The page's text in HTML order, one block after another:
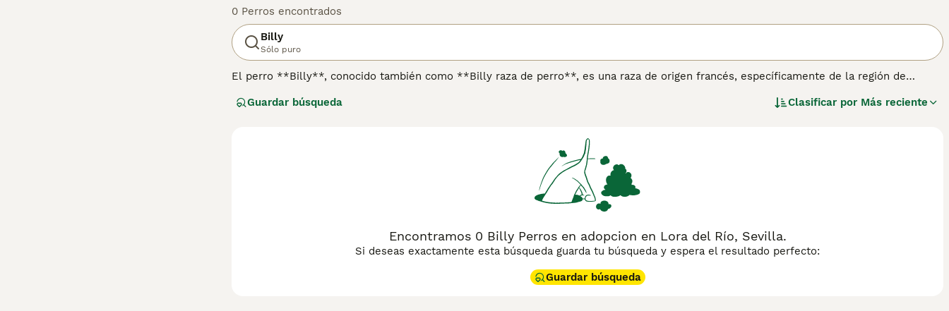
0 Perros encontrados
Billy
Sólo puro
El perro **Billy**, conocido también como **Billy raza de perro**, es una raza de origen francés, específicamente de la región de
una altura de entre 58 y 69 cm y un peso que varía entre 25 y 32 kg. Su pelaje es corto, áspero y brillante, predominando el color blanco
Es un perro afectuoso y leal con la familia, pero debido a su alta energía y necesidad de ejercicio, no es adecuado para personas
primerizas ni para espacios pequeños como apartamentos. Esta raza es muy rara, con menos de 200 ejemplares en todo el mundo, por lo
que encontrar un cachorro o perro Billy puede ser una tarea difícil. Para quienes buscan un perro de caza con historia y carácter, el
Guardar búsqueda Clasificar por Más reciente
Encontramos 0 Billy Perros en adopcion en Lora del Río, Sevilla.
Si deseas exactamente esta búsqueda guarda tu búsqueda y espera el resultado perfecto:
Guardar búsqueda